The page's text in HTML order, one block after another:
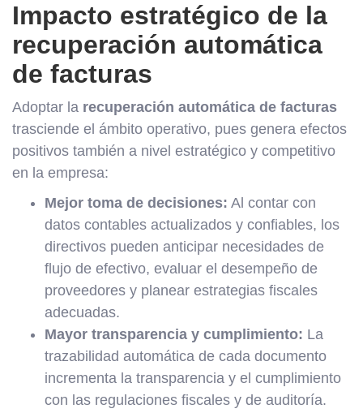
Impacto estratégico de la
recuperación automática
de facturas
Adoptar la recuperación automática de facturas
trasciende el ámbito operativo, pues genera efectos
positivos también a nivel estratégico y competitivo
en la empresa:
Mejor toma de decisiones: Al contar con
datos contables actualizados y confiables, los
directivos pueden anticipar necesidades de
flujo de efectivo, evaluar el desempeño de
proveedores y planear estrategias fiscales
adecuadas.
Mayor transparencia y cumplimiento: La
trazabilidad automática de cada documento
incrementa la transparencia y el cumplimiento
con las regulaciones fiscales y de auditoría.